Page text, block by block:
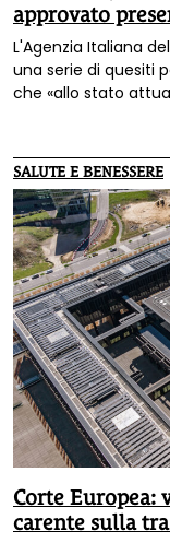
approvato
trasmissione
L'Agenzia Italiana
una serie di quesiti
che «allo stato
SALUTE E BENESSERE
Corte Europea:
carente sulla